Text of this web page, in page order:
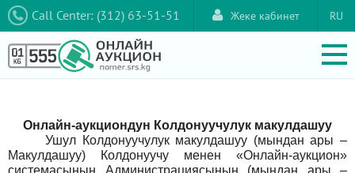
Call Center: (312) 63-51-51 RU
Жеке кабинет
Онлайн-аукциондун Колдонуучулук макулдашуу
Ушул Колдонуучулук макулдашуу (мындан ары –
Макулдашуу) Колдонуучу менен «Онлайн-аукцион»
системасынын Администрациясынын (мындан ары –